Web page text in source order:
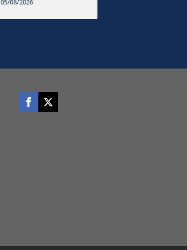
05/08/2026